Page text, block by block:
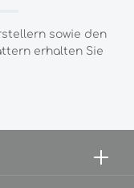
sowie den
erhalten Sie